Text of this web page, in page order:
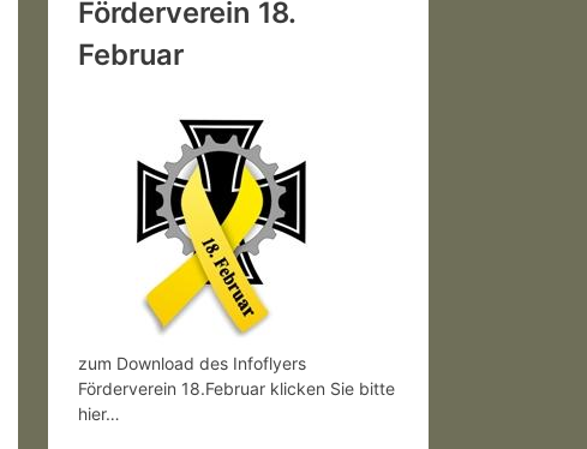
Förderverein 18.
Februar
zum Download des Infoflyers
Förderverein 18.Februar klicken Sie bitte
hier…